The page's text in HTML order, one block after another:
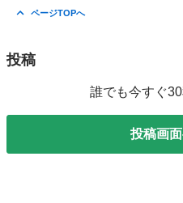
ページTOPへ
投稿
誰でも今すぐ
投稿画